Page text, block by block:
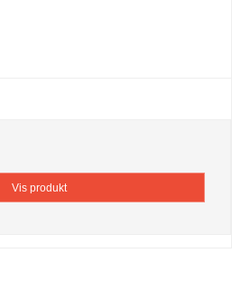
Vis produkt